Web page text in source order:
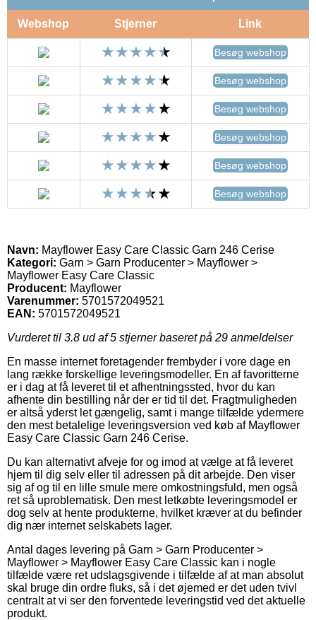
Webshop Stjerner Link
Besøg webshop
Besøg webshop
Besøg webshop
Besøg webshop
Besøg webshop
Besøg webshop
Navn: Mayflower Easy Care Classic Garn 246 Cerise
Kategori: Garn > Garn Producenter > Mayflower >
Mayflower Easy Care Classic
Producent: Mayflower
Varenummer: 5701572049521
EAN: 5701572049521
Vurderet til 3.8 ud af 5 stjerner baseret på 29 anmeldelser
En masse internet foretagender frembyder i vore dage en
lang række forskellige leveringsmodeller. En af favoritterne
er i dag at få leveret til et afhentningssted, hvor du kan
afhente din bestilling når der er tid til det. Fragtmuligheden
er altså yderst let gængelig, samt i mange tilfælde ydermere
den mest betalelige leveringsversion ved køb af Mayflower
Easy Care Classic Garn 246 Cerise.
Du kan alternativt afveje for og imod at vælge at få leveret
hjem til dig selv eller til adressen på dit arbejde. Den viser
sig af og til en lille smule mere omkostningsfuld, men også
ret så uproblematisk. Den mest letkøbte leveringsmodel er
dog selv at hente produkterne, hvilket kræver at du befinder
dig nær internet selskabets lager.
Antal dages levering på Garn > Garn Producenter >
Mayflower > Mayflower Easy Care Classic kan i nogle
tilfælde være ret udslagsgivende i tilfælde af at man absolut
skal bruge din ordre fluks, så i det øjemed er det uden tvivl
centralt at vi ser den forventede leveringstid ved det aktuelle
produkt.